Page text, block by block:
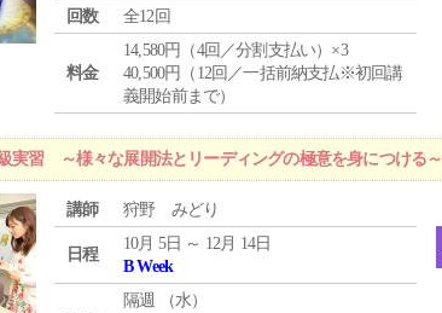
回数
全12回
料金
14,580円（4回／分割支払い）×3
40,500円（12回／一括前納支払※初回講
義開始前まで）
実習 ～様々な展開法とリーディングの極意を身につける～
講師 狩野 みどり
日程
10月 5日 ～ 12月 14日
B Week
隔週 （水）